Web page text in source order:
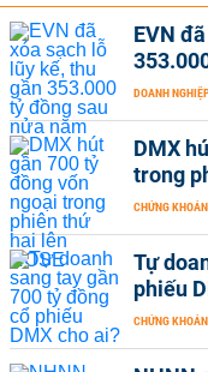
EVN
DOANH
DMX
trong
CHỨNG KHOÁN
Tự
phiếu
CHỨNG KHOÁN